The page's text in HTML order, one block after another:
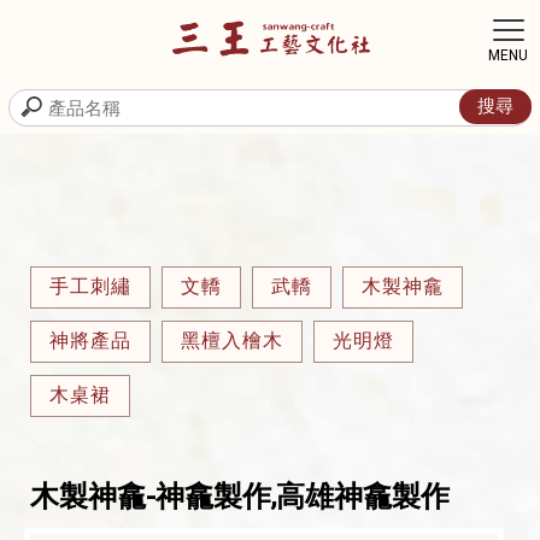
手工刺繡 文轎 武轎 木製神龕
神將產品 黑檀入檜木 光明燈
木桌裙
木製神龕-神龕製作,高雄神龕製作